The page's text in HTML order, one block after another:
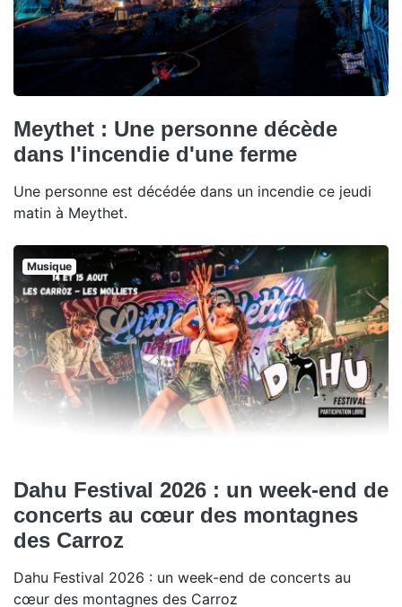
Meythet : Une personne décède
dans l'incendie d'une ferme
Une personne est décédée dans un incendie ce jeudi
matin à Meythet.
Musique
Dahu Festival 2026 : un week-end de
concerts au cœur des montagnes
des Carroz
Dahu Festival 2026 : un week-end de concerts au
cœur des montagnes des Carroz